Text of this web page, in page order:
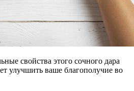
свойства этого сочного дара
улучшить ваше благополучие во